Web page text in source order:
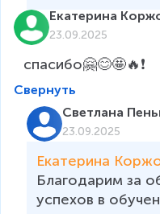
Екатерина
23.09.2025
спасибо🤗😊🤩🔥❗
Свернуть
Светлана
23.09.2025
Екатерина
Благодарим за
успехов в